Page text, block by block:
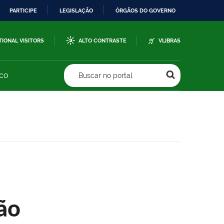
PARTICIPE LEGISLAÇÃO ÓRGÃOS DO GOVERNO
VISITORS ALTO CONTRASTE VLIBRAS
Buscar no portal